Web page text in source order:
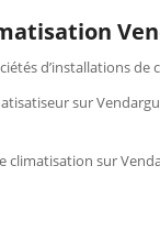
d’installations
sur
climatisation sur